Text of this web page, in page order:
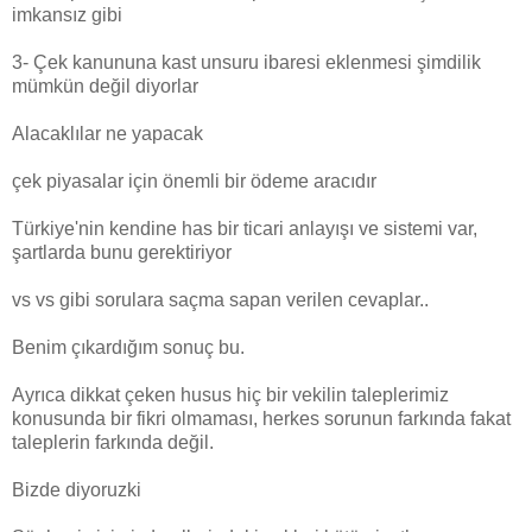
imkansız gibi
3- Çek kanununa kast unsuru ibaresi eklenmesi şimdilik
mümkün değil diyorlar
Alacaklılar ne yapacak
çek piyasalar için önemli bir ödeme aracıdır
Türkiye'nin kendine has bir ticari anlayışı ve sistemi var,
şartlarda bunu gerektiriyor
vs vs gibi sorulara saçma sapan verilen cevaplar..
Benim çıkardığım sonuç bu.
Ayrıca dikkat çeken husus hiç bir vekilin taleplerimiz
konusunda bir fikri olmaması, herkes sorunun farkında fakat
taleplerin farkında değil.
Bizde diyoruzki